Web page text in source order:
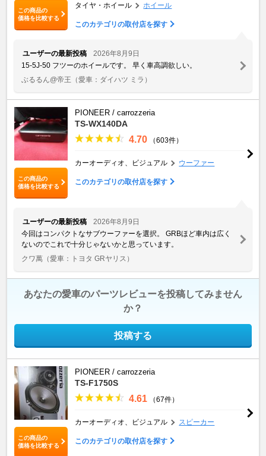
この商品の
価格を比較する
タイヤ・ホイール ホイール
このカテゴリの取付店を探す
ユーザーの最新投稿
2026年8月9日
15-5J-50 フツーのホイールです。 早く車高調欲しい。
ぶるるん@帝王 （愛車：ダイハツ ミラ）
この商品の
価格を比較する
PIONEER / carrozzeria
TS-WX140DA
4.70 （603件）
カーオーディオ、ビジュアル ウーファー
このカテゴリの取付店を探す
ユーザーの最新投稿
2026年8月9日
今回はコンパクトなサブウーファーを選択。 GRBほど車内は広く
ないのでこれで十分じゃないかと思っています。
クワ萬 （愛車：トヨタ GRヤリス）
あなたの愛車のパーツレビューを投稿してみません
か？
投稿する
この商品の
価格を比較する
PIONEER / carrozzeria
TS-F1750S
4.61 （67件）
カーオーディオ、ビジュアル スピーカー
このカテゴリの取付店を探す